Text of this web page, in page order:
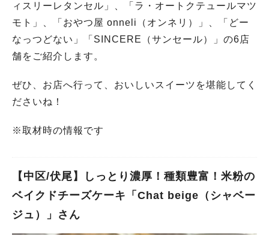
ィスリーレタンセル」、「ラ・オートクテュールマツ
モト」、「おやつ屋 onneli（オンネリ）」、「どー
なっつどない」「SINCERE（サンセール）」の6店
舗をご紹介します。
ぜひ、お店へ行って、おいしいスイーツを堪能してく
ださいね！
※取材時の情報です
【中区/伏尾】しっとり濃厚！種類豊富！米粉の
ベイクドチーズケーキ「Chat beige（シャベー
ジュ）」さん